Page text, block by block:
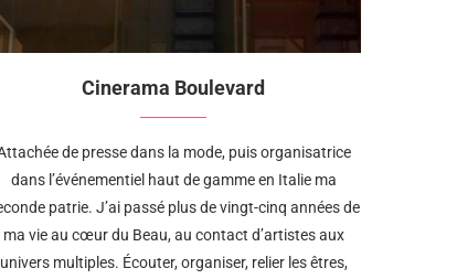
Cinerama Boulevard
de presse dans la mode, puis organisatrice
dans l’événementiel haut de gamme en Italie ma
patrie. J’ai passé plus de vingt-cinq années de
ma vie au cœur du Beau, au contact d’artistes aux
univers multiples. Écouter, organiser, relier les êtres,